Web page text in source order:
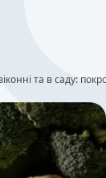
та в саду: